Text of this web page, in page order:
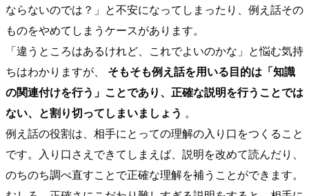
ならないのでは？」と不安になってしまったり、例え話その
ものをやめてしまうケースがあります。
「違うところはあるけれど、これでよいのかな」と悩む気持
ちはわかりますが、 そもそも例え話を用いる目的は「知識
の関連付けを行う」ことであり、正確な説明を行うことでは
ない、と割り切ってしまいましょう 。
例え話の役割は、相手にとっての理解の入り口をつくること
です。入り口さえできてしまえば、説明を改めて読んだり、
のちのち調べ直すことで正確な理解を補うことができます。